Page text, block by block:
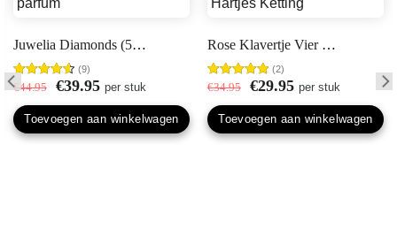
Juwelia Diamonds (50ml)
Gewaardeerd
(9)
€44.95
Oorspronkelijke
was:
€44.95.
€39.95Huidige
is:
€39.95.
per stuk
Toevoegen aan winkelwagen
Rose Klavertje Vier Hartjes Ketting
Gewaardeerd
(2)
€34.95
Oorspronkelijke
was:
€34.95.
€29.95Huidige
is:
€29.95.
per stuk
Toevoegen aan winkelwagen